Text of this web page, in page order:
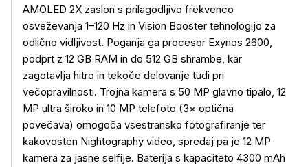
AMOLED 2X zaslon s prilagodljivo frekvenco
osveževanja 1–120 Hz in Vision Booster tehnologijo za
odlično vidljivost. Poganja ga procesor Exynos 2600,
podprt z 12 GB RAM in do 512 GB shrambe, kar
zagotavlja hitro in tekoče delovanje tudi pri
večopravilnosti. Trojna kamera s 50 MP glavno tipalo, 12
MP ultra široko in 10 MP telefoto (3× optična
povečava) omogoča vsestransko fotografiranje ter
kakovosten Nightography video, spredaj pa je 12 MP
kamera za jasne selfije. Baterija s kapaciteto 4300 mAh